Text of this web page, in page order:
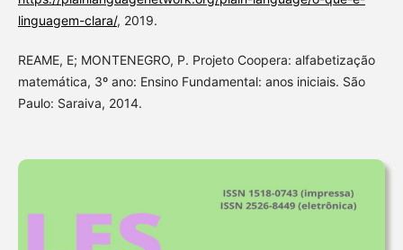
linguagem-clara/, 2019.
REAME, E; MONTENEGRO, P. Projeto Coopera: alfabetização
matemática, 3º ano: Ensino Fundamental: anos iniciais. São
Paulo: Saraiva, 2014.